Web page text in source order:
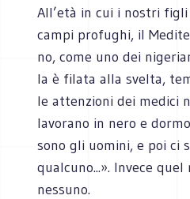
All’età in cui i nostri
campi profughi, il
no, come uno dei
la è filata alla svelta,
le attenzioni dei medici
lavorano in nero e
sono gli uomini, e poi ci
qualcuno...». Invece
nessuno.